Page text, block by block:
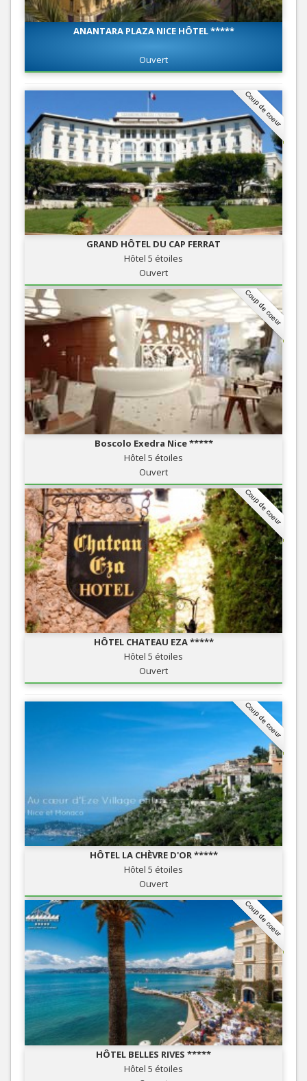
ANANTARA PLAZA NICE HÔTEL *****
Ouvert
Coup de coeur
GRAND HÔTEL DU CAP FERRAT
Hôtel 5 étoiles
Ouvert
Coup de coeur
Boscolo Exedra Nice *****
Hôtel 5 étoiles
Ouvert
Coup de coeur
HÔTEL CHATEAU EZA *****
Hôtel 5 étoiles
Ouvert
Coup de coeur
HÔTEL LA CHÈVRE D'OR *****
Hôtel 5 étoiles
Ouvert
Coup de coeur
HÔTEL BELLES RIVES *****
Hôtel 5 étoiles